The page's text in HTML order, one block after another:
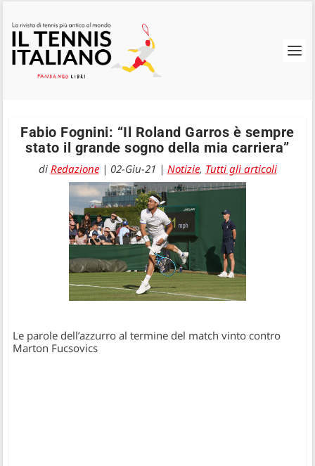
Fabio Fognini: “Il Roland Garros è sempre
stato il grande sogno della mia carriera”
di Redazione| 02-Giu-21 | Notizie, Tutti gli articoli
Le parole dell’azzurro al termine del match vinto contro
Marton Fucsovics